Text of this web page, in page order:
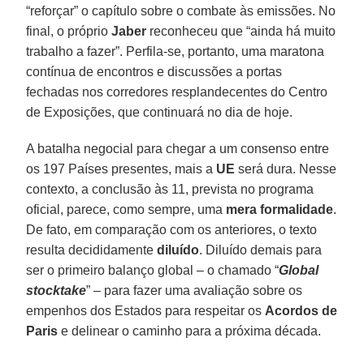
“reforçar” o capítulo sobre o combate às emissões. No
final, o próprioJaber reconheceu que “ainda há muito
trabalho a fazer”. Perfila-se, portanto, uma maratona
contínua de encontros e discussões a portas
fechadas nos corredores resplandecentes do Centro
de Exposições, que continuará no dia de hoje.
A batalha negocial para chegar a um consenso entre
os 197 Países presentes, mais a UE será dura. Nesse
contexto, a conclusão às 11, prevista no programa
oficial, parece, como sempre, uma mera formalidade.
De fato, em comparação com os anteriores, o texto
resulta decididamentediluído. Diluído demais para
ser o primeiro balanço global – o chamado “Global
stocktake” – para fazer uma avaliação sobre os
empenhos dos Estados para respeitar os Acordos de
Paris e delinear o caminho para a próxima década.